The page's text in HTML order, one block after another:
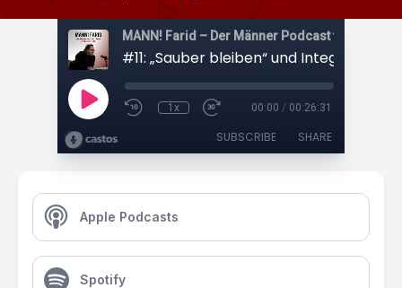
1x 00:00 / 00:26:31
SUBSCRIBE SHARE
Apple Podcasts
Spotify